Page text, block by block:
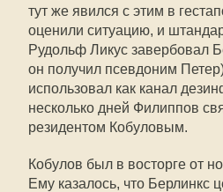
тут же явился с этим в
оценили ситуацию, и
Рудольф Ликус завербовал
он получил псевдоним
использовал как канал
несколько дней Филиппов
резидентом Кобуловым.
Кобулов был в восторге от
Ему казалось, что Берлинкс